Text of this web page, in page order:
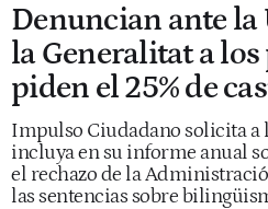
Denuncian ante la
la Generalitat a los
piden el 25% de
Impulso Ciudadano solicita a
incluya en su informe anual
el rechazo de la
las sentencias sobre